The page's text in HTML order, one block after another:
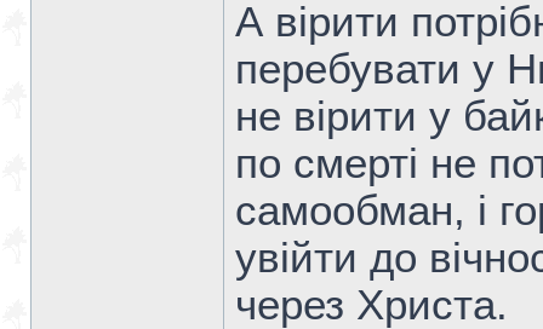
А вірити
перебувати у
не вірити у
по смерті не
самообман, і
увійти до
через Христа.